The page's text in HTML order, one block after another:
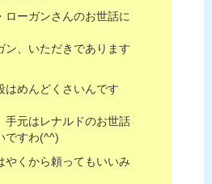
ローガンさんのお世話に
ン、いただきであります
はめんどくさいんです
手元はレナルドのお世話
ですわ(^^)
やくから頼ってもいいみ